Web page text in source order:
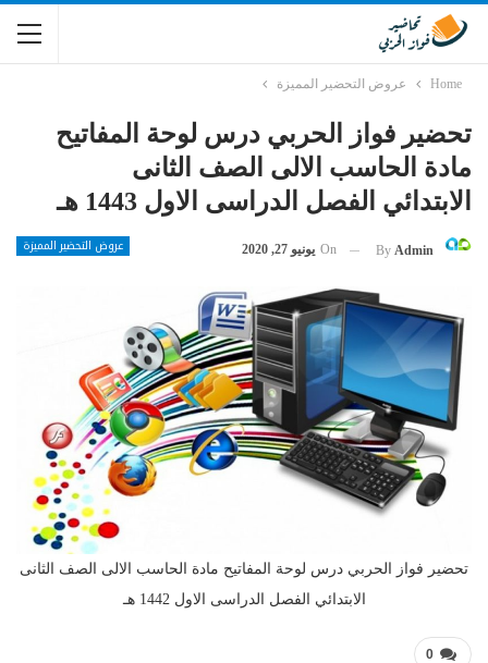
Home عروض التحضير المميزة
تحضير فواز الحربي درس لوحة المفاتيح
مادة الحاسب الالى الصف الثانى
الابتدائي الفصل الدراسى الاول 1443 هـ
عروض التحضير المميزة By Admin
On يونيو 27, 2020
تحضير فواز الحربي درس لوحة المفاتيح مادة الحاسب الالى الصف الثانى
الابتدائي الفصل الدراسى الاول 1442 هـ
0